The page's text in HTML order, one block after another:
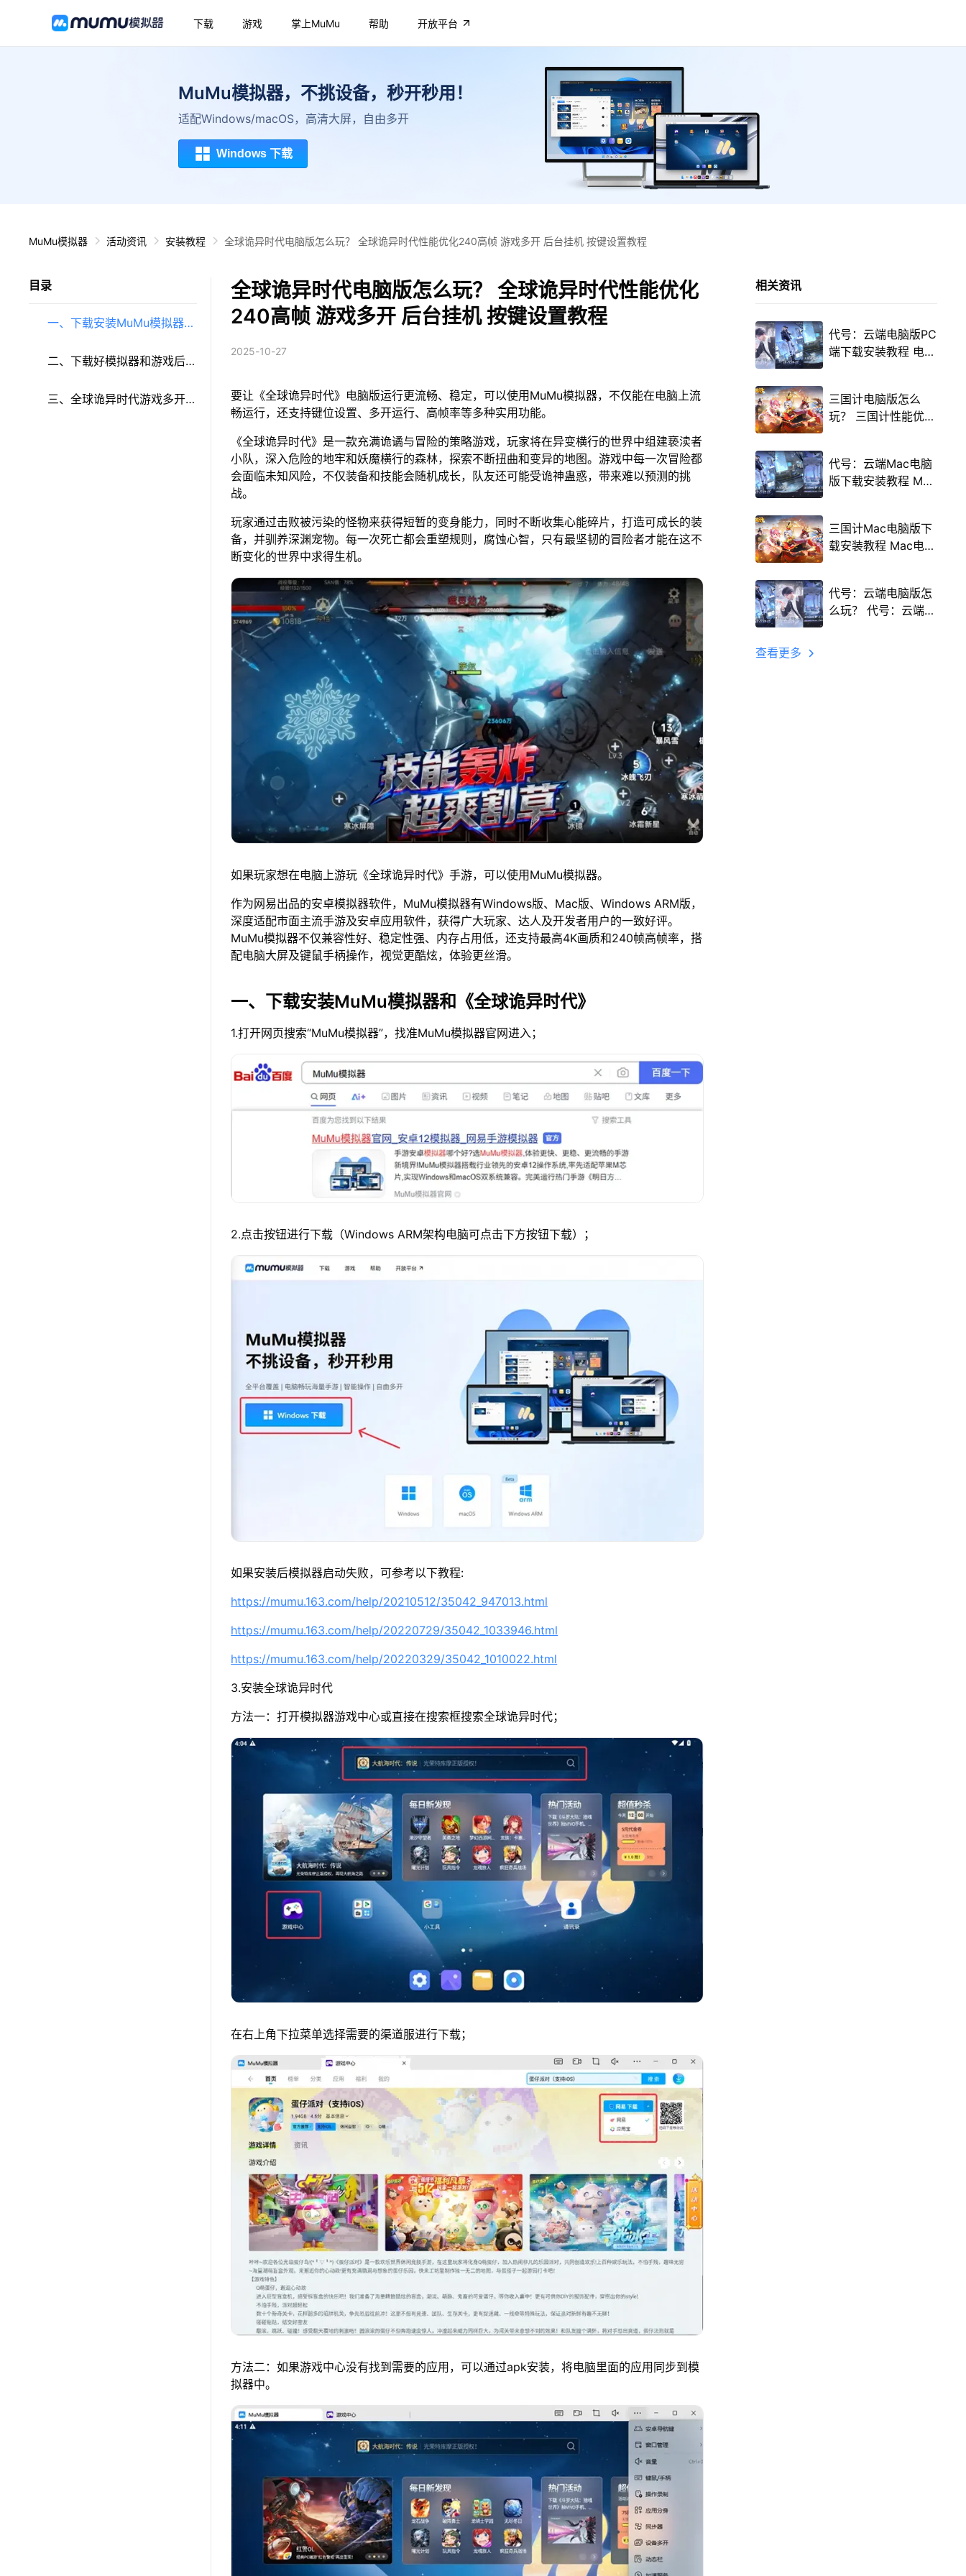
下载 游戏 掌上MuMu 帮助 开放平台
MuMu模拟器，不挑设备，秒开秒用！
适配Windows/macOS，高清大屏，自由多开
Windows 下载
MuMu模拟器 活动资讯 安装教程 全球诡异时代电脑版怎么玩？ 全球诡异时代性能优化240高帧 游戏多开 后台挂机 按键设置教程
目录
一、下载安装MuMu模拟器和
《全球诡异时代》
二、下载好模拟器和游戏后
再参考以下步骤进行设置：
三、全球诡异时代游戏多开
全球诡异时代电脑版怎么玩？ 全球诡异时代性能优化
240高帧 游戏多开 后台挂机 按键设置教程
2025-10-27
要让《全球诡异时代》电脑版运行更流畅、稳定，可以使用MuMu模拟器，不仅能在电脑上流
畅运行，还支持键位设置、多开运行、高帧率等多种实用功能。
《全球诡异时代》是一款充满诡谲与冒险的策略游戏，玩家将在异变横行的世界中组建亵渎者
小队，深入危险的地牢和妖魔横行的森林，探索不断扭曲和变异的地图。游戏中每一次冒险都
会面临未知风险，不仅装备和技能会随机成长，队友还可能受诡神蛊惑，带来难以预测的挑
战。
玩家通过击败被污染的怪物来获得短暂的变身能力，同时不断收集心能碎片，打造可成长的装
备，并驯养深渊宠物。每一次死亡都会重塑规则，腐蚀心智，只有最坚韧的冒险者才能在这不
断变化的世界中求得生机。
如果玩家想在电脑上游玩《全球诡异时代》手游，可以使用MuMu模拟器。
作为网易出品的安卓模拟器软件，MuMu模拟器有Windows版、Mac版、Windows ARM版，
深度适配市面主流手游及安卓应用软件，获得广大玩家、达人及开发者用户的一致好评。
MuMu模拟器不仅兼容性好、稳定性强、内存占用低，还支持最高4K画质和240帧高帧率，搭
配电脑大屏及键鼠手柄操作，视觉更酷炫，体验更丝滑。
一、下载安装MuMu模拟器和《全球诡异时代》
1.打开网页搜索“MuMu模拟器”，找准MuMu模拟器官网进入；
2.点击按钮进行下载（Windows ARM架构电脑可点击下方按钮下载）；
如果安装后模拟器启动失败，可参考以下教程:
https://mumu.163.com/help/20210512/35042_947013.html
https://mumu.163.com/help/20220729/35042_1033946.html
https://mumu.163.com/help/20220329/35042_1010022.html
3.安装全球诡异时代
方法一：打开模拟器游戏中心或直接在搜索框搜索全球诡异时代；
在右上角下拉菜单选择需要的渠道服进行下载；
方法二：如果游戏中心没有找到需要的应用，可以通过apk安装，将电脑里面的应用同步到模
拟器中。
相关资讯
代号：云端电脑版PC
端下载安装教程 电脑
三国计电脑版怎么
玩？ 三国计性能优化
程
代号：云端Mac电脑
版下载安装教程 Mac
三国计Mac电脑版下
载安装教程 Mac电脑
代号：云端电脑版怎
么玩？ 代号：云端性
查看更多